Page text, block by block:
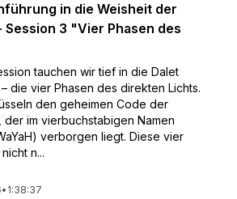
in die Weisheit der
Session 3 "Vier Phasen des
tauchen wir tief in die Dalet
die vier Phasen des direkten Lichts.
den geheimen Code der
der im vierbuchstabigen Namen
verborgen liegt. Diese vier
n...
• 1:38:37